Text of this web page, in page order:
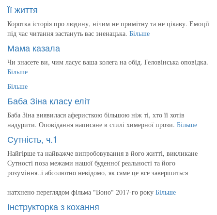
Її життя
Коротка історія про людину, нічим не примітну та не цікаву. Емоції
під час читання застануть вас зненацька. Більше
Мама казала
Чи знаєете ви, чим ласує ваша колега на обід. Геловінська оповідка.
Більше
Більше
Баба Зіна класу еліт
Баба Зіна виявилася аферисткою більшою ніж ті, хто її хотів
надурити. Оповідання написане в стилі химерної прози. Більше
Сутність, ч.1
Найгірше та найважче випробовування в його житті, викликане
Сутності поза межами нашої буденної реальності та його
розуміння..і абсолютно невідомо, як саме це все завершиться
натхнено переглядом фільма "Воно" 2017-го року Більше
Інструкторка з кохання